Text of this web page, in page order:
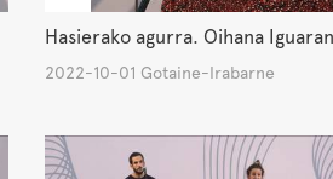
Hasierako agurra. Oihana
2022-10-01 Gotaine-Irabarne